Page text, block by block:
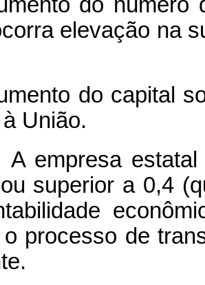
elevação na
do capital
União.
empresa estatal
superior a 0,4
o processo de